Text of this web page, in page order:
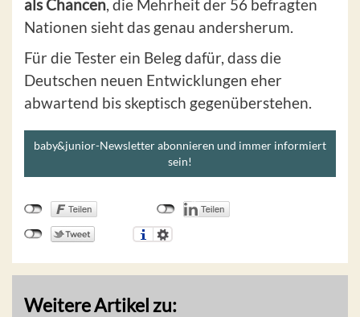
als Chancen, die Mehrheit der 56 befragten
Nationen sieht das genau andersherum.
Für die Tester ein Beleg dafür, dass die
Deutschen neuen Entwicklungen eher
abwartend bis skeptisch gegenüberstehen.
baby&junior-Newsletter abonnieren und immer informiert
sein!
Weitere Artikel zu: